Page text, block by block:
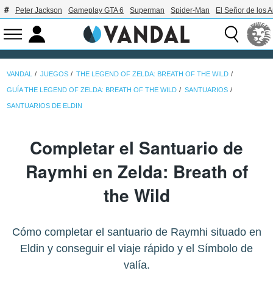
Peter Jackson Gameplay GTA 6 Superman Spider-Man El Señor de los
VANDAL JUEGOS THE LEGEND OF ZELDA: BREATH OF THE WILD
GUÍA THE LEGEND OF ZELDA: BREATH OF THE WILD SANTUARIOS
SANTUARIOS DE ELDIN
Completar el Santuario de
Raymhi en Zelda: Breath of
the Wild
Cómo completar el santuario de Raymhi situado en
Eldin y conseguir el viaje rápido y el Símbolo de
valía.